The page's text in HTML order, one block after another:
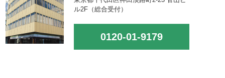
ル2F（総合受付）
0120-01-9179